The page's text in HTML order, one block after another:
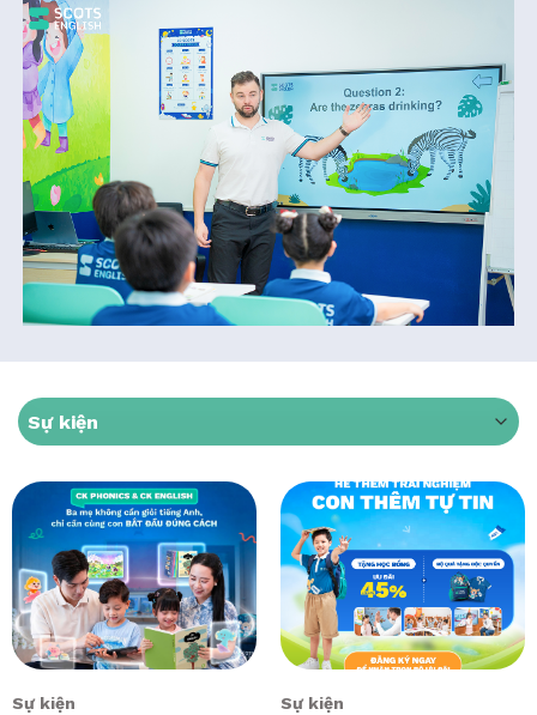
Sự kiện Sự kiện